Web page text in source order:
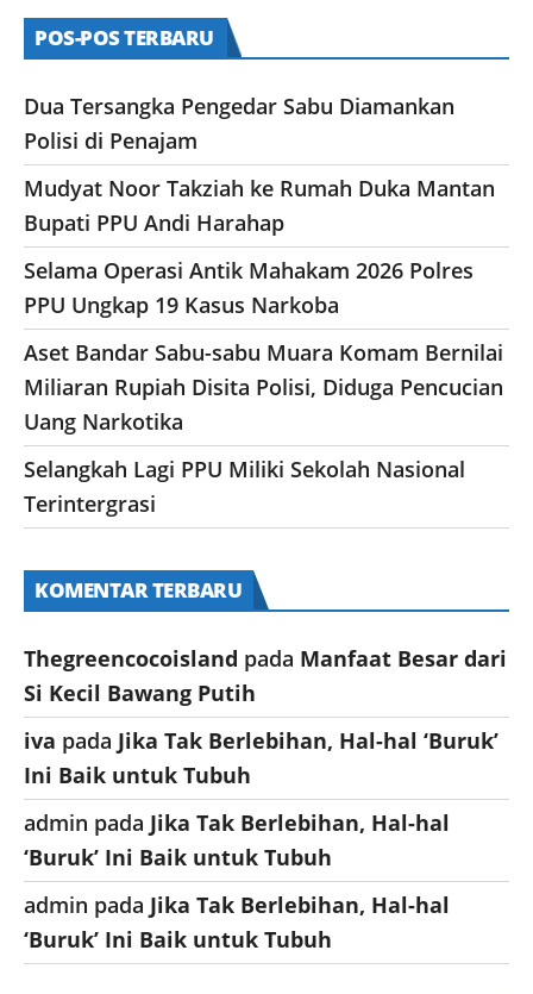
POS-POS TERBARU
Dua Tersangka Pengedar Sabu Diamankan
Polisi di Penajam
Mudyat Noor Takziah ke Rumah Duka Mantan
Bupati PPU Andi Harahap
Selama Operasi Antik Mahakam 2026 Polres
PPU Ungkap 19 Kasus Narkoba
Aset Bandar Sabu-sabu Muara Komam Bernilai
Miliaran Rupiah Disita Polisi, Diduga Pencucian
Uang Narkotika
Selangkah Lagi PPU Miliki Sekolah Nasional
Terintergrasi
KOMENTAR TERBARU
Thegreencocoisland pada Manfaat Besar dari
Si Kecil Bawang Putih
iva pada Jika Tak Berlebihan, Hal-hal ‘Buruk’
Ini Baik untuk Tubuh
admin pada Jika Tak Berlebihan, Hal-hal
‘Buruk’ Ini Baik untuk Tubuh
admin pada Jika Tak Berlebihan, Hal-hal
‘Buruk’ Ini Baik untuk Tubuh